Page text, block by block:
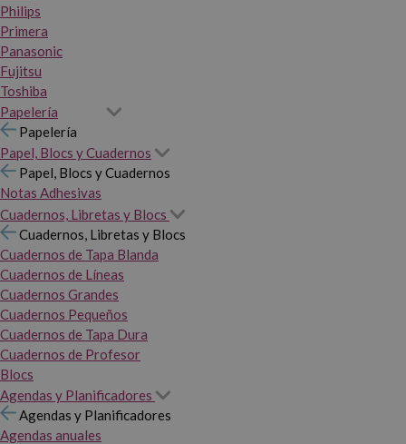
Philips
Primera
Panasonic
Fujitsu
Toshiba
Papelería
Papelería
Papel, Blocs y Cuadernos
Papel, Blocs y Cuadernos
Notas Adhesivas
Cuadernos, Libretas y Blocs
Cuadernos, Libretas y Blocs
Cuadernos de Tapa Blanda
Cuadernos de Líneas
Cuadernos Grandes
Cuadernos Pequeños
Cuadernos de Tapa Dura
Cuadernos de Profesor
Blocs
Agendas y Planificadores
Agendas y Planificadores
Agendas anuales